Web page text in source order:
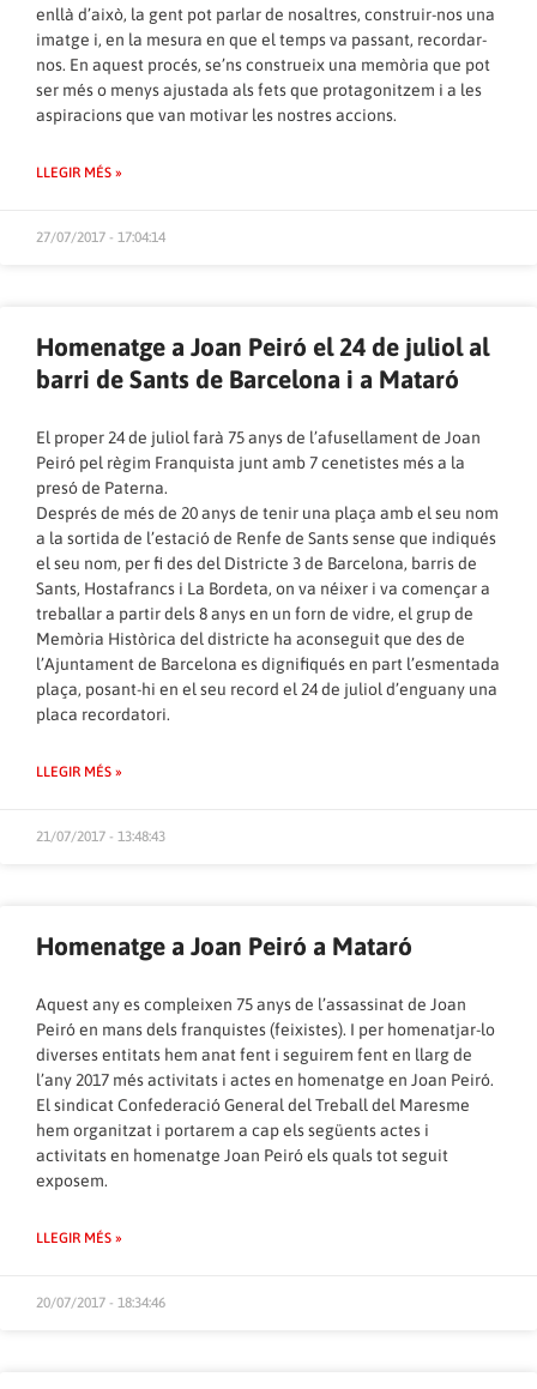
enllà d’això, la gent pot parlar de nosaltres, construir-nos una
imatge i, en la mesura en que el temps va passant, recordar-
nos. En aquest procés, se’ns construeix una memòria que pot
ser més o menys ajustada als fets que protagonitzem i a les
aspiracions que van motivar les nostres accions.
LLEGIR MÉS »
27/07/2017 - 17:04:14
Homenatge a Joan Peiró el 24 de juliol al
barri de Sants de Barcelona i a Mataró
El proper 24 de juliol farà 75 anys de l’afusellament de Joan
Peiró pel règim Franquista junt amb 7 cenetistes més a la
presó de Paterna.
Després de més de 20 anys de tenir una plaça amb el seu nom
a la sortida de l’estació de Renfe de Sants sense que indiqués
el seu nom, per fi des del Districte 3 de Barcelona, barris de
Sants, Hostafrancs i La Bordeta, on va néixer i va començar a
treballar a partir dels 8 anys en un forn de vidre, el grup de
Memòria Històrica del districte ha aconseguit que des de
l’Ajuntament de Barcelona es dignifiqués en part l’esmentada
plaça, posant-hi en el seu record el 24 de juliol d’enguany una
placa recordatori.
LLEGIR MÉS »
21/07/2017 - 13:48:43
Homenatge a Joan Peiró a Mataró
Aquest any es compleixen 75 anys de l’assassinat de Joan
Peiró en mans dels franquistes (feixistes). I per homenatjar-lo
diverses entitats hem anat fent i seguirem fent en llarg de
l’any 2017 més activitats i actes en homenatge en Joan Peiró.
El sindicat Confederació General del Treball del Maresme
hem organitzat i portarem a cap els següents actes i
activitats en homenatge Joan Peiró els quals tot seguit
exposem.
LLEGIR MÉS »
20/07/2017 - 18:34:46